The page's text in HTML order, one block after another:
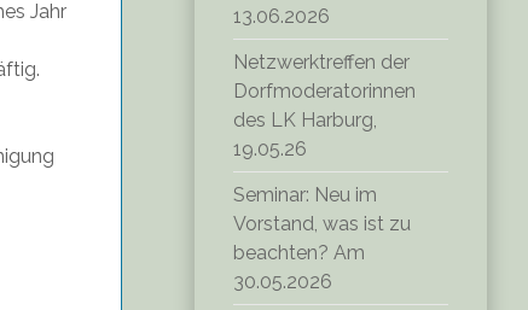
Jahr
13.06.2026
Netzwerktreffen der
Dorfmoderatorinnen
des LK Harburg,
19.05.26
Seminar: Neu im
Vorstand, was ist zu
beachten? Am
30.05.2026